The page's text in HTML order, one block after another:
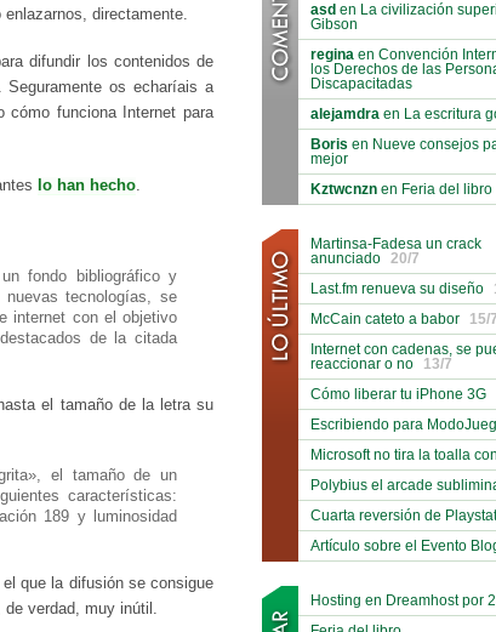
directamente.
difundir los contenidos de
os echaríais a
cómo funciona Internet para
lo han hecho
fondo bibliográfico y
tecnologías, se
internet con el objetivo
de la citada
el tamaño de la letra su
el tamaño de un
características:
189 y luminosidad
que la difusión se consigue
verdad, muy inútil.
asd en La civilización
Gibson
regina en Convención
los Derechos de las
Discapacitadas
alejamdra en La escritura
Boris en Nueve consejos
mejor
Kztwcnzn en Feria del libro
Martinsa-Fadesa un crack
anunciado
20/7
Last.fm renueva su diseño
McCain cateto a babor
15/7
Internet con cadenas, se
reaccionar o no
13/7
Cómo liberar tu iPhone 3G
Escribiendo para
Microsoft no tira la toalla
Polybius el arcade
Cuarta reversión de
Artículo sobre el Evento
Hosting en Dreamhost por